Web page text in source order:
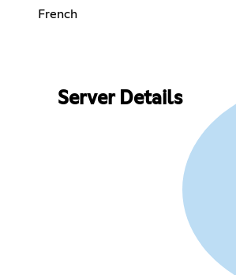
French
Server Details